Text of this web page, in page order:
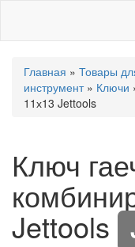
Главная » Товары
инструмент» Ключи
11х13 Jettools
Ключ
Jettools